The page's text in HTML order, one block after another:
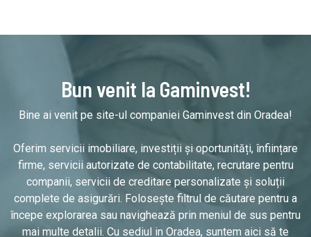
Bun venit la Gaminvest!
Bine ai venit pe site-ul companiei Gaminvest din Oradea!
Oferim servicii imobiliare, investiții și oportunități, înființare
firme, servicii autorizate de contabilitate, recrutare pentru
companii, servicii de creditare personalizate și soluții
complete de asigurări. Folosește filtrul de căutare pentru a
începe explorarea sau navighează prin meniul de sus pentru
mai multe detalii. Cu sediul in Oradea, suntem aici să te